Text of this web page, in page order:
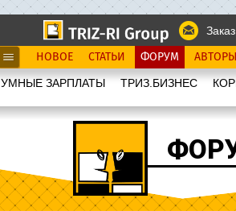
НОВОЕ СТАТЬИ ФОРУМ АВТОРЫ
УМНЫЕ ЗАРПЛАТЫ ТРИЗ.БИЗНЕС